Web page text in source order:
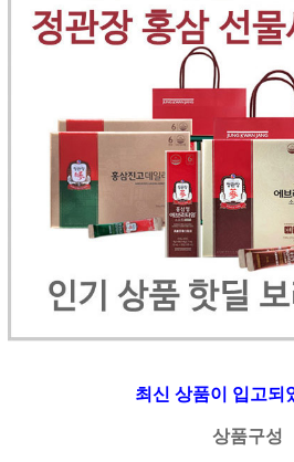
최신 상품이 입고되
상품구성